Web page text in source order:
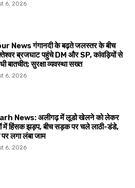
6, 2026
News गंगानदी के बढ़ते जलस्तर के बीच
ब्रजघाट पहुंचे DM और SP, कांवड़ियों से
बातचीत; सुरक्षा व्यवस्था सख्त
6, 2026
News: अलीगढ़ में लूडो खेलने को लेकर
में हिंसक झड़प, बीच सड़क पर चले लाठी-डंडे,
लगा लंबा जाम
6, 2026